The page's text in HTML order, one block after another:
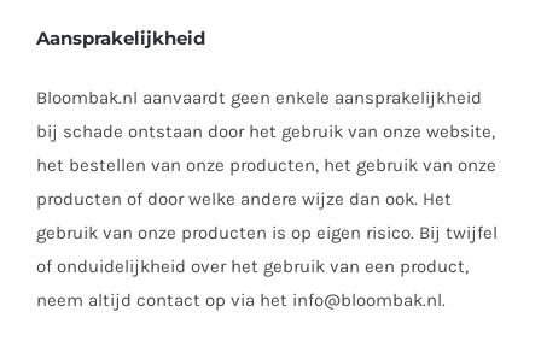
Aansprakelijkheid
Bloombak.nl aanvaardt geen enkele aansprakelijkheid
bij schade ontstaan door het gebruik van onze website,
het bestellen van onze producten, het gebruik van onze
producten of door welke andere wijze dan ook. Het
gebruik van onze producten is op eigen risico. Bij twijfel
of onduidelijkheid over het gebruik van een product,
neem altijd contact op via het info@bloombak.nl.